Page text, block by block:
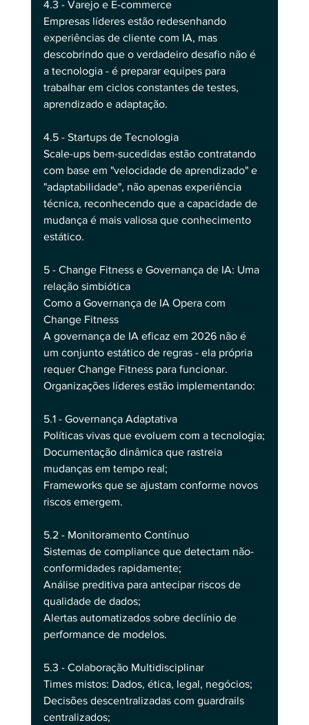
4.3 - Varejo e E-commerce
Empresas líderes estão redesenhando
experiências de cliente com IA, mas
descobrindo que o verdadeiro desafio não é
a tecnologia - é preparar equipes para
trabalhar em ciclos constantes de testes,
aprendizado e adaptação.
4.5 - Startups de Tecnologia
Scale-ups bem-sucedidas estão contratando
com base em "velocidade de aprendizado" e
"adaptabilidade", não apenas experiência
técnica, reconhecendo que a capacidade de
mudança é mais valiosa que conhecimento
estático.
5 - Change Fitness e Governança de IA: Uma
relação simbiótica
Como a Governança de IA Opera com
Change Fitness
A governança de IA eficaz em 2026 não é
um conjunto estático de regras - ela própria
requer Change Fitness para funcionar.
Organizações líderes estão implementando:
5.1 - Governança Adaptativa
Políticas vivas que evoluem com a tecnologia;
Documentação dinâmica que rastreia
mudanças em tempo real;
Frameworks que se ajustam conforme novos
riscos emergem.
5.2 - Monitoramento Contínuo
Sistemas de compliance que detectam não-
conformidades rapidamente;
Análise preditiva para antecipar riscos de
qualidade de dados;
Alertas automatizados sobre declínio de
performance de modelos.
5.3 - Colaboração Multidisciplinar
Times mistos: Dados, ética, legal, negócios;
Decisões descentralizadas com guardrails
centralizados;